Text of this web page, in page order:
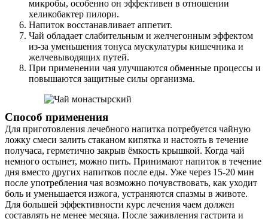
микробы, особенно он эффективен в отношении
хеликобактер пилори.
Напиток восстанавливает аппетит.
Чай обладает слабительным и желчегонным эффектом
из-за уменьшения тонуса мускулатуры кишечника и
желчевыводящих путей.
При применении чая улучшаются обменные процессы и
повышаются защитные силы организма.
Способ применения
Для приготовления лечебного напитка потребуется чайную
ложку смеси залить стаканом кипятка и настоять в течение
получаса, герметично закрыв ёмкость крышкой. Когда чай
немного остынет, можно пить. Принимают напиток в течение
дня вместо других напитков после еды. Уже через 15-20 мин
после употребления чая возможно почувствовать, как уходит
боль и уменьшается изжога, устраняются спазмы в животе.
Для большей эффективности курс лечения чаем должен
составлять не менее месяца. После заживления гастрита и